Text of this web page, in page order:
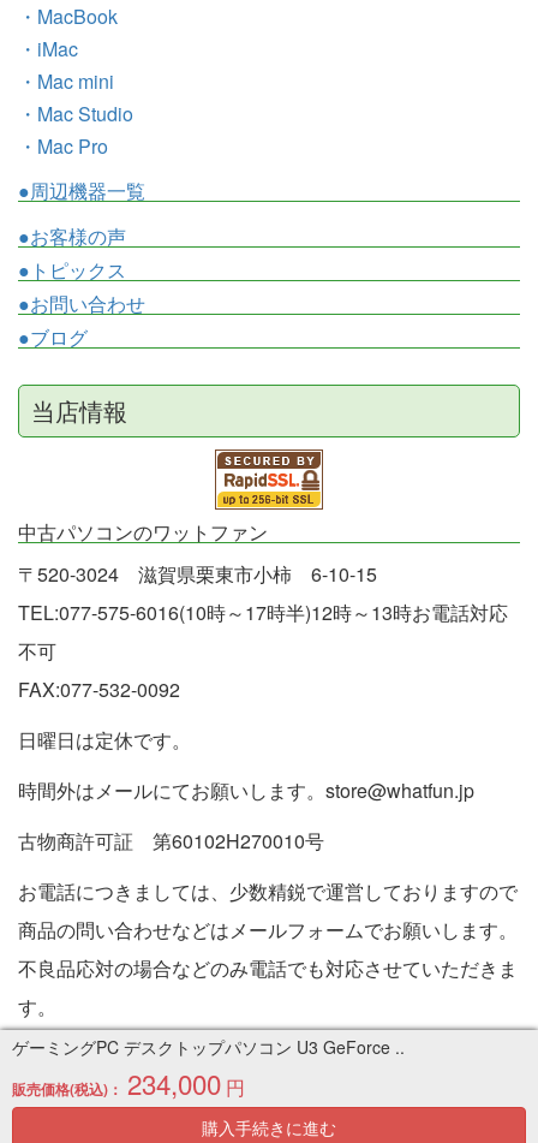
ゲーミングPC デスクトップパソコン U3 GeForce ..
販売価格(税込)： 234,000 円
購入手続きに進む
・MacBook
・iMac
・Mac mini
・Mac Studio
・Mac Pro
●周辺機器一覧
●お客様の声
●トピックス
●お問い合わせ
●ブログ
当店情報
中古パソコンのワットファン
〒520-3024 滋賀県栗東市小柿 6-10-15
TEL:077-575-6016(10時～17時半)12時～13時お電話対応
不可
FAX:077-532-0092
日曜日は定休です。
時間外はメールにてお願いします。store@whatfun.jp
古物商許可証 第60102H270010号
お電話につきましては、少数精鋭で運営しておりますので
商品の問い合わせなどはメールフォームでお願いします。
不良品応対の場合などのみ電話でも対応させていただきま
す。
特定商取引法に基づく表記
Copyright © 2005-2026 中古パソコン通販専門店 | PC販売
のワットファン| All rights reserved.